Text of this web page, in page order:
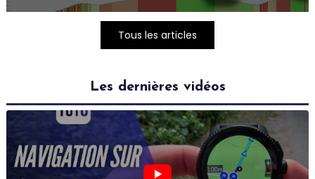
Tous les articles
Les dernières vidéos